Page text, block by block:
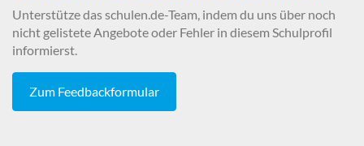
Unterstütze das schulen.de-Team, indem du uns über noch
nicht gelistete Angebote oder Fehler in diesem Schulprofil
informierst.
Zum Feedbackformular